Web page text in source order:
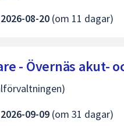
2026-08-20 (om 11 dagar)
- Övernäs akut-
2026-09-09 (om 31 dagar)